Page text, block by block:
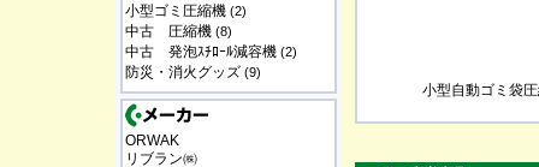
小型ゴミ圧縮機 (2)
中古 圧縮機 (8)
中古 発泡ｽﾁﾛｰﾙ減容機 (2)
防災・消火グッズ (9)
ORWAK
リブラン㈱
小型自動ゴミ袋